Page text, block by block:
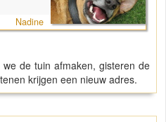
Nadine
de tuin afmaken, gisteren de
krijgen een nieuw adres.